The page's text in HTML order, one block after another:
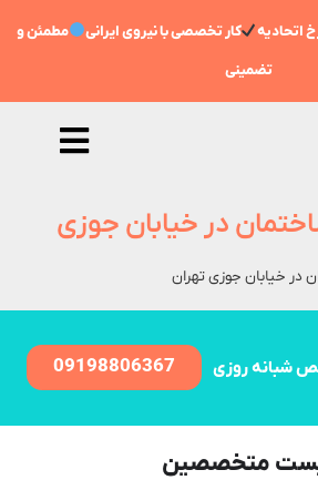
اتحادیه کار تخصصی با نیروی ایرانی مطمئن و
تضمینی
در خیابان جوزی
در خیابان جوزی تهران
شبانه روزی 09198806367
متخصصین